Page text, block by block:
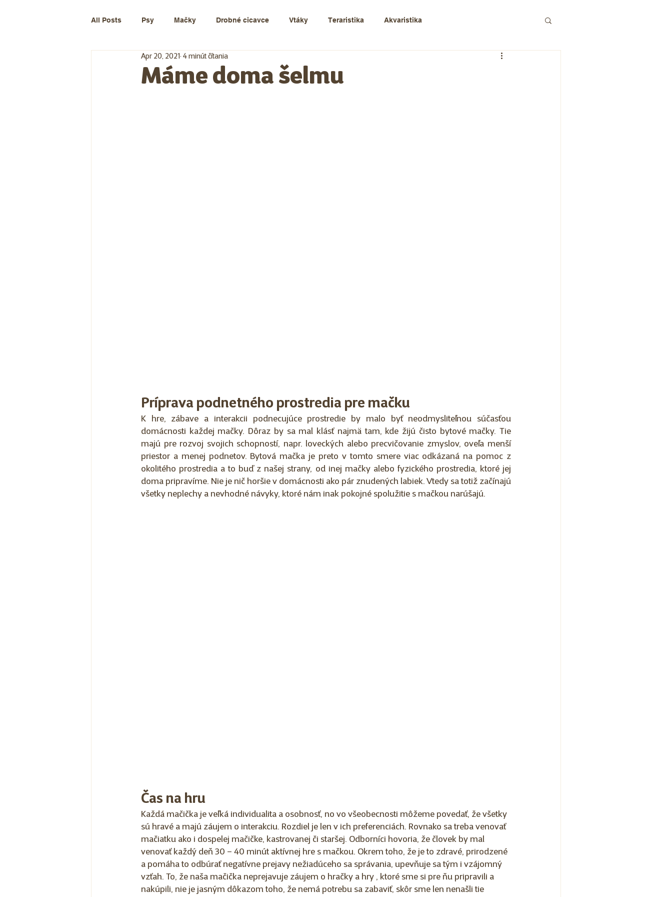
All Posts Psy Mačky Drobné cicavce Vtáky Teraristika Akvaristika
Máme doma šelmu
Apr 20, 2021 4 minút čítania
Príprava podnetného prostredia pre mačku
K hre, zábave a interakcii podnecujúce prostredie by malo byť neodmysliteľnou súčasťou
domácnosti každej mačky. Dôraz by sa mal klásť najmä tam, kde žijú čisto bytové mačky. Tie
majú pre rozvoj svojich schopností, napr. loveckých alebo precvičovanie zmyslov, oveľa menší
priestor a menej podnetov. Bytová mačka je preto v tomto smere viac odkázaná na pomoc z
okolitého prostredia a to buď z našej strany, od inej mačky alebo fyzického prostredia, ktoré jej
doma pripravíme. Nie je nič horšie v domácnosti ako pár znudených labiek. Vtedy sa totiž začínajú
všetky neplechy a nevhodné návyky, ktoré nám inak pokojné spolužitie s mačkou narúšajú.
Čas na hru
Každá mačička je veľká individualita a osobnosť, no vo všeobecnosti môžeme povedať, že všetky
sú hravé a majú záujem o interakciu. Rozdiel je len v ich preferenciách. Rovnako sa treba venovať
mačiatku ako i dospelej mačičke, kastrovanej či staršej. Odborníci hovoria, že človek by mal
venovať každý deň 30 – 40 minút aktívnej hre s mačkou. Okrem toho, že je to zdravé, prirodzené
a pomáha to odbúrať negatívne prejavy nežiadúceho sa správania, upevňuje sa tým i vzájomný
vzťah. To, že naša mačička neprejavuje záujem o hračky a hry , ktoré sme si pre ňu pripravili a
nakúpili, nie je jasným dôkazom toho, že nemá potrebu sa zabaviť, skôr sme len nenašli tie